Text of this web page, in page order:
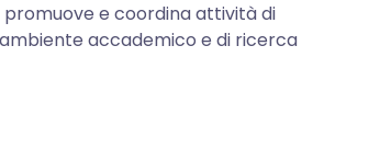
promuove e coordina attività di
accademico e di ricerca